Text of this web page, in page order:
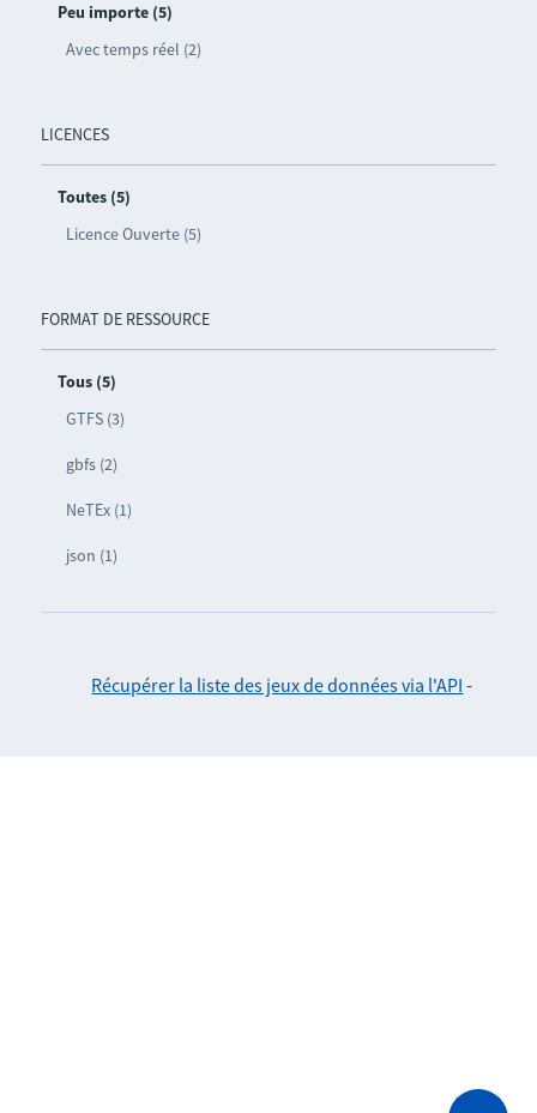
Peu importe (5)
Avec temps réel (2)
LICENCES
Toutes (5)
Licence Ouverte (5)
FORMAT DE RESSOURCE
Tous (5)
GTFS (3)
gbfs (2)
NeTEx (1)
json (1)
Récupérer la liste des jeux de données via l'API -